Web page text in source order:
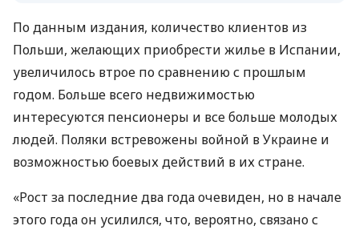
По данным издания, количество клиентов из
Польши, желающих приобрести жилье в Испании,
увеличилось втрое по сравнению с прошлым
годом. Больше всего недвижимостью
интересуются пенсионеры и все больше молодых
людей. Поляки встревожены войной в Украине и
возможностью боевых действий в их стране.
«Рост за последние два года очевиден, но в начале
этого года он усилился, что, вероятно, связано с